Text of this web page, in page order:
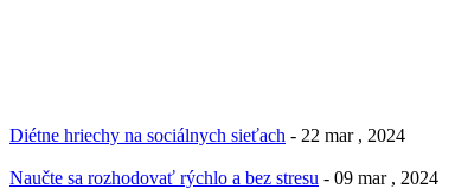
Diétne hriechy na sociálnych sieťach - 22 mar , 2024
Naučte sa rozhodovať rýchlo a bez stresu - 09 mar , 2024